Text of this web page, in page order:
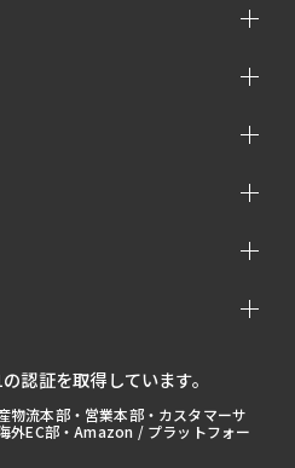
認証を取得しています。
物流本部・営業本部・カスタマーサ
外EC部・Amazon / プラットフォー